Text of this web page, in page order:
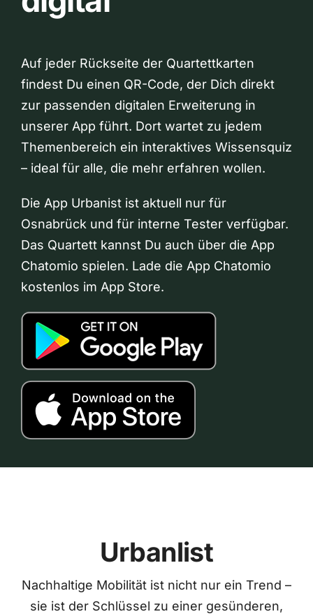
Auf jeder Rückseite der Quartettkarten
findest Du einen QR-Code, der Dich direkt
zur passenden digitalen Erweiterung in
unserer App führt. Dort wartet zu jedem
Themenbereich ein interaktives Wissensquiz
– ideal für alle, die mehr erfahren wollen.
Die App Urbanist ist aktuell nur für
Osnabrück und für interne Tester verfügbar.
Das Quartett kannst Du auch über die App
Chatomio spielen. Lade die App Chatomio
kostenlos im App Store.
Urbanlist
Nachhaltige Mobilität ist nicht nur ein Trend –
sie ist der Schlüssel zu einer gesünderen,